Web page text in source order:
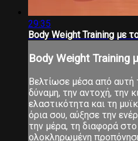
29:35
Body Weight Training με
Body Weight Training
Βελτίωσε μέσα από αυτή
δύναμη, την αντοχή, την
ελαστικότητα και τη
όρια σου, αύξησε την
την μέρα, τη διαφορά
ολοκληρωμένη